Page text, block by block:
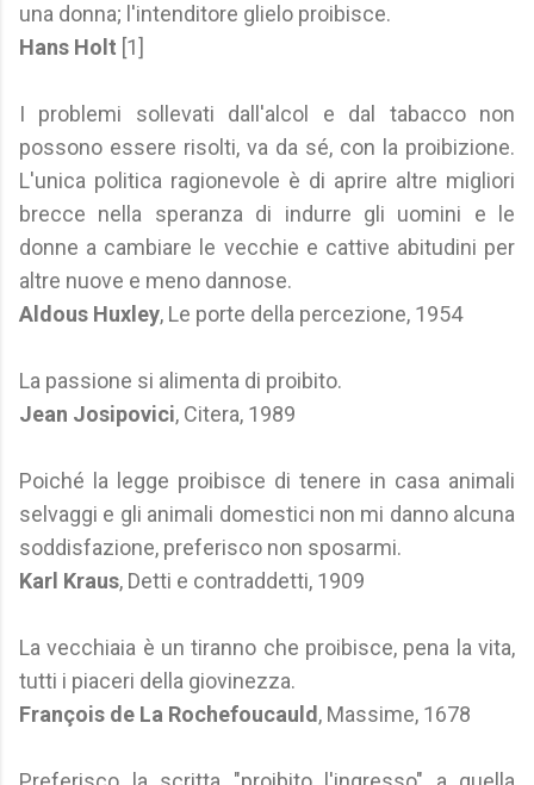
una donna; l'intenditore glielo proibisce.
Hans Holt [1]
I problemi sollevati dall'alcol e dal tabacco non
possono essere risolti, va da sé, con la proibizione.
L'unica politica ragionevole è di aprire altre migliori
brecce nella speranza di indurre gli uomini e le
donne a cambiare le vecchie e cattive abitudini per
altre nuove e meno dannose.
Aldous Huxley, Le porte della percezione, 1954
La passione si alimenta di proibito.
Jean Josipovici, Citera, 1989
Poiché la legge proibisce di tenere in casa animali
selvaggi e gli animali domestici non mi danno alcuna
soddisfazione, preferisco non sposarmi.
Karl Kraus, Detti e contraddetti, 1909
La vecchiaia è un tiranno che proibisce, pena la vita,
tutti i piaceri della giovinezza.
François de La Rochefoucauld , Massime, 1678